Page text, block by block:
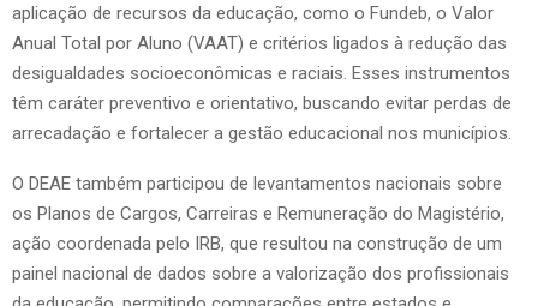
aplicação de recursos da educação, como o Fundeb, o Valor
Anual Total por Aluno (VAAT) e critérios ligados à redução das
desigualdades socioeconômicas e raciais. Esses instrumentos
têm caráter preventivo e orientativo, buscando evitar perdas de
arrecadação e fortalecer a gestão educacional nos municípios.
O DEAE também participou de levantamentos nacionais sobre
os Planos de Cargos, Carreiras e Remuneração do Magistério,
ação coordenada pelo IRB, que resultou na construção de um
painel nacional de dados sobre a valorização dos profissionais